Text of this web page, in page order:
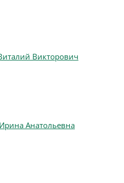
Викторович
Анатольевна